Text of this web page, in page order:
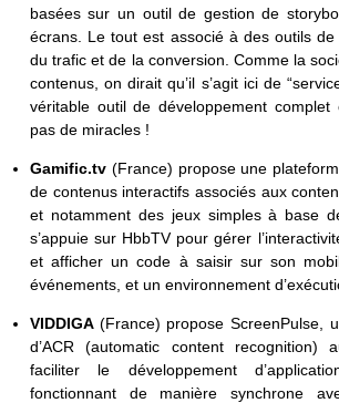
basées sur un outil de gestion de
écrans. Le tout est associé à des outils de
du trafic et de la conversion. Comme la
contenus, on dirait qu’il s’agit ici de
véritable outil de développement complet
pas de miracles !
Gamific.tv (France) propose une
de contenus interactifs associés aux
et notamment des jeux simples à base
s’appuie sur HbbTV pour gérer
et afficher un code à saisir sur son
événements, et un environnement
VIDDIGA (France) propose ScreenPulse,
d’ACR (automatic content recognition)
faciliter le développement
fonctionnant de manière synchrone